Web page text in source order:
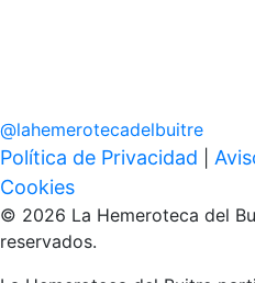
@lahemerotecadelbuitre
Política de Privacidad
Cookies
© 2026 La Hemeroteca del
reservados.